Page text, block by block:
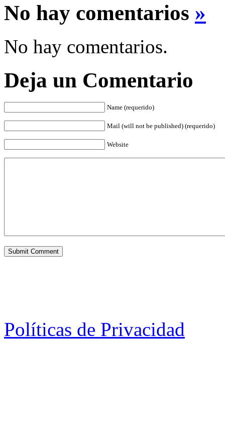
No hay comentarios »
No hay comentarios.
Deja un Comentario
Name (requerido)
Mail (will not be published) (requerido)
Website
Políticas de Privacidad